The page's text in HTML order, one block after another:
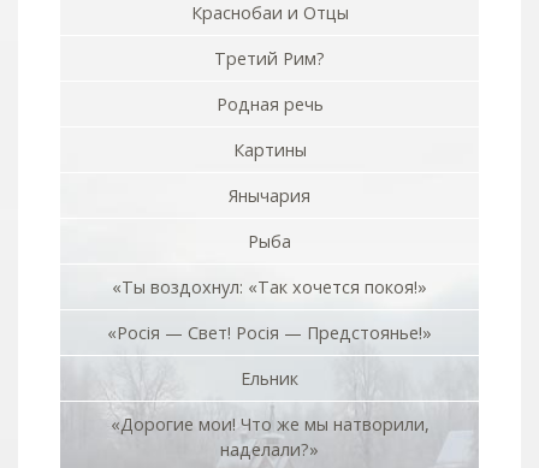
Краснобаи и Отцы
Третий Рим?
Родная речь
Картины
Янычария
Рыба
«Ты воздохнул: «Так хочется покоя!»
«Росiя — Свет! Росiя — Предстоянье!»
Ельник
«Дорогие мои! Что же мы натворили,
наделали?»